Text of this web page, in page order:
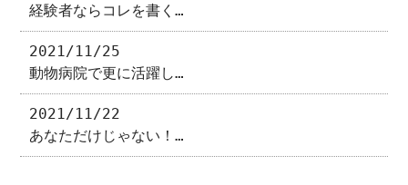
経験者ならコレを書く…
2021/11/25
動物病院で更に活躍し…
2021/11/22
あなただけじゃない！…